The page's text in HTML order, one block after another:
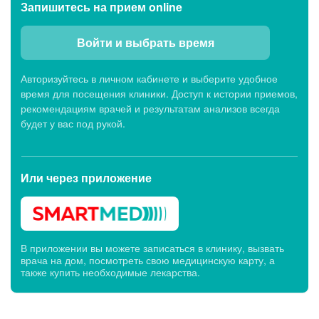
Сб: c 07:00 до 19:00, Вс: c 07:45 до 15:00
Показать еще (6)
Клиники первичного приема
27
Сейчас открыто
Будни: c 07:00 до 20:00,
Клиника МЕДСИ-ДИАЛАЙН, ул. Германа Титова,
10Б
Запишитесь на прием online
Войти и выбрать время
Авторизуйтесь в личном кабинете и выберите удобное
время для посещения клиники. Доступ к истории приемов,
рекомендациям врачей и результатам анализов всегда
будет у вас под рукой.
Или через приложение
В приложении вы можете записаться в клинику, вызвать
врача на дом, посмотреть свою медицинскую карту, а
также купить необходимые лекарства.